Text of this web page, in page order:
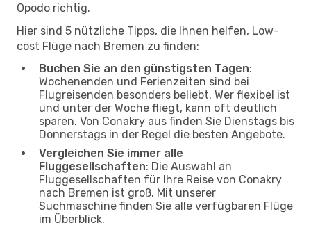
Opodo richtig.
Hier sind 5 nützliche Tipps, die Ihnen helfen, Low-
cost Flüge nach Bremen zu finden:
Buchen Sie an den günstigsten Tagen:
Wochenenden und Ferienzeiten sind bei
Flugreisenden besonders beliebt. Wer flexibel ist
und unter der Woche fliegt, kann oft deutlich
sparen. Von Conakry aus finden Sie Dienstags bis
Donnerstags in der Regel die besten Angebote.
Vergleichen Sie immer alle
Fluggesellschaften: Die Auswahl an
Fluggesellschaften für Ihre Reise von Conakry
nach Bremen ist groß. Mit unserer
Suchmaschine finden Sie alle verfügbaren Flüge
im Überblick.